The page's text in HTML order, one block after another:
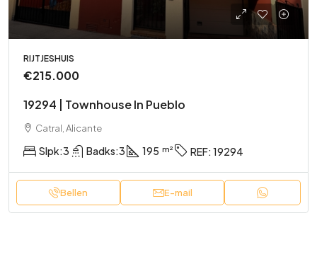
RIJTJESHUIS
€215.000
19294 | Townhouse In Pueblo
Catral, Alicante
Slpk:3 Badks:3 195 REF: 19294
Bellen E-mail